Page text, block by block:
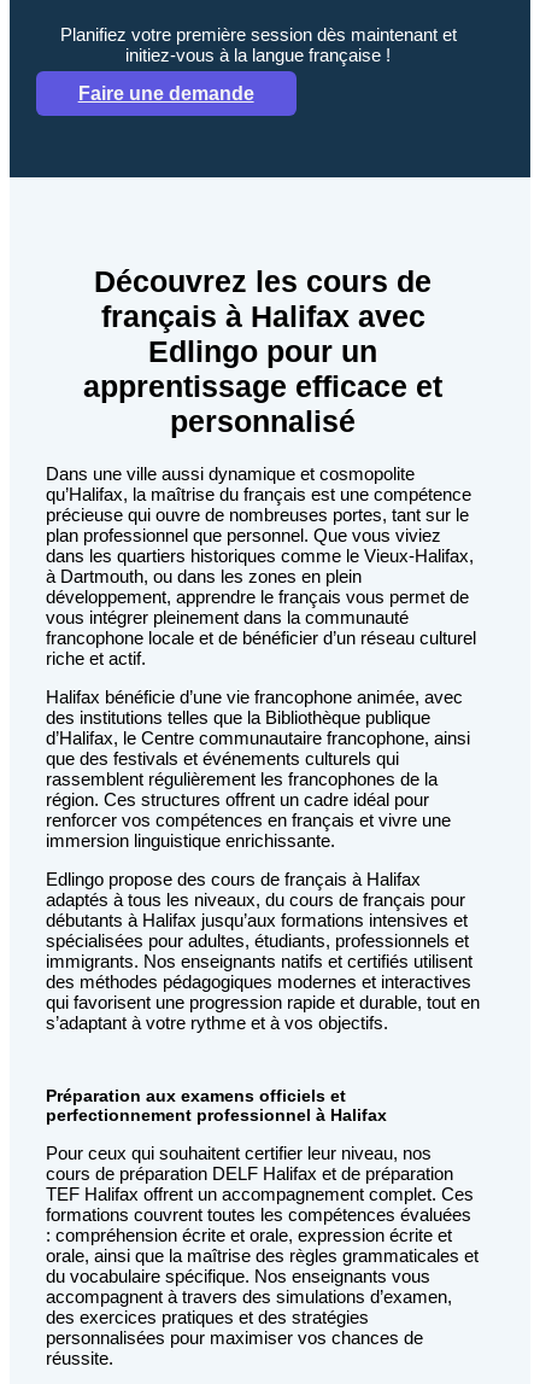
Planifiez votre première session dès maintenant et
initiez-vous à la langue française !
Faire une demande
Découvrez les cours de
français à Halifax avec
Edlingo pour un
apprentissage efficace et
personnalisé
Dans une ville aussi dynamique et cosmopolite
qu’Halifax, la maîtrise du français est une compétence
précieuse qui ouvre de nombreuses portes, tant sur le
plan professionnel que personnel. Que vous viviez
dans les quartiers historiques comme le Vieux-Halifax,
à Dartmouth, ou dans les zones en plein
développement, apprendre le français vous permet de
vous intégrer pleinement dans la communauté
francophone locale et de bénéficier d’un réseau culturel
riche et actif.
Halifax bénéficie d’une vie francophone animée, avec
des institutions telles que la Bibliothèque publique
d’Halifax, le Centre communautaire francophone, ainsi
que des festivals et événements culturels qui
rassemblent régulièrement les francophones de la
région. Ces structures offrent un cadre idéal pour
renforcer vos compétences en français et vivre une
immersion linguistique enrichissante.
Edlingo propose des cours de français à Halifax
adaptés à tous les niveaux, du cours de français pour
débutants à Halifax jusqu’aux formations intensives et
spécialisées pour adultes, étudiants, professionnels et
immigrants. Nos enseignants natifs et certifiés utilisent
des méthodes pédagogiques modernes et interactives
qui favorisent une progression rapide et durable, tout en
s’adaptant à votre rythme et à vos objectifs.
Préparation aux examens officiels et
perfectionnement professionnel à Halifax
Pour ceux qui souhaitent certifier leur niveau, nos
cours de préparation DELF Halifax et de préparation
TEF Halifax offrent un accompagnement complet. Ces
formations couvrent toutes les compétences évaluées
: compréhension écrite et orale, expression écrite et
orale, ainsi que la maîtrise des règles grammaticales et
du vocabulaire spécifique. Nos enseignants vous
accompagnent à travers des simulations d’examen,
des exercices pratiques et des stratégies
personnalisées pour maximiser vos chances de
réussite.